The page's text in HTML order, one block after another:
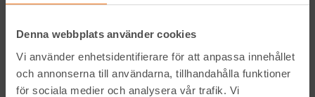
Denna webbplats använder cookies
Vi använder enhetsidentifierare för att anpassa innehållet
och annonserna till användarna, tillhandahålla funktioner
för sociala medier och analysera vår trafik. Vi
människor och relationer. Välkommen in till din närmsta depå!
Kontakta din närmaste depå
Prenumerera på vårt nyhetsbrev